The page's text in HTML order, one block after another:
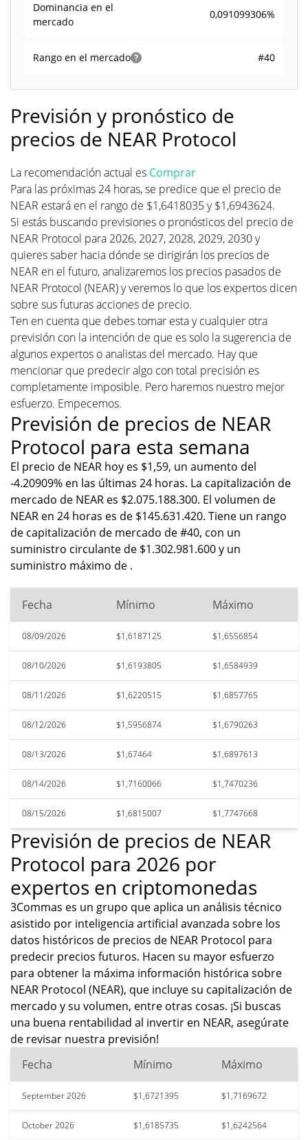
Dominancia en el
mercado
0,091099306%
Rango en el mercado #40
Previsión y pronóstico de
precios de NEAR Protocol
La recomendación actual es Comprar
Para las próximas 24 horas, se predice que el precio de
NEAR estará en el rango de $1,6418035 y $1,6943624.
Si estás buscando previsiones o pronósticos del precio de
NEAR Protocol para 2026, 2027, 2028, 2029, 2030 y
quieres saber hacia dónde se dirigirán los precios de
NEAR en el futuro, analizaremos los precios pasados de
NEAR Protocol (NEAR) y veremos lo que los expertos dicen
sobre sus futuras acciones de precio.
Ten en cuenta que debes tomar esta y cualquier otra
previsión con la intención de que es solo la sugerencia de
algunos expertos o analistas del mercado. Hay que
mencionar que predecir algo con total precisión es
completamente imposible. Pero haremos nuestro mejor
esfuerzo. Empecemos.
Previsión de precios de NEAR
Protocol para esta semana
El precio de NEAR hoy es $1,59, un aumento del
-4.20909% en las últimas 24 horas. La capitalización de
mercado de NEAR es $2.075.188.300. El volumen de
NEAR en 24 horas es de $145.631.420. Tiene un rango
de capitalización de mercado de #40, con un
suministro circulante de $1.302.981.600 y un
suministro máximo de .
Fecha Mínimo Máximo
08/09/2026 $1,6187125 $1,6556854
08/10/2026 $1,6193805 $1,6584939
08/11/2026 $1,6220515 $1,6857765
08/12/2026 $1,5956874 $1,6790263
08/13/2026 $1,67464 $1,6897613
08/14/2026 $1,7160066 $1,7470236
08/15/2026 $1,6815007 $1,7747668
Previsión de precios de NEAR
Protocol para 2026 por
expertos en criptomonedas
3Commas es un grupo que aplica un análisis técnico
asistido por inteligencia artificial avanzada sobre los
datos históricos de precios de NEAR Protocol para
predecir precios futuros. Hacen su mayor esfuerzo
para obtener la máxima información histórica sobre
NEAR Protocol (NEAR), que incluye su capitalización de
mercado y su volumen, entre otras cosas. ¡Si buscas
una buena rentabilidad al invertir en NEAR, asegúrate
de revisar nuestra previsión!
Fecha
Mínimo Máximo
September 2026 $1,6721395 $1,7169672
October 2026 $1,6185735 $1,6242564